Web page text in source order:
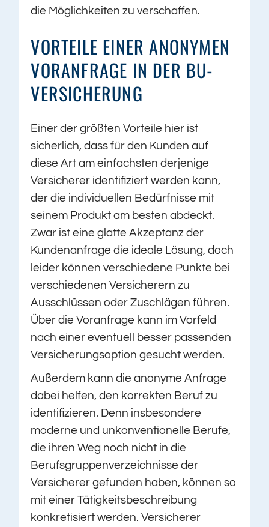
die Möglichkeiten zu verschaffen.
VORTEILE EINER ANONYMEN
VORANFRAGE IN DER BU-
VERSICHERUNG
Einer der größten Vorteile hier ist
sicherlich, dass für den Kunden auf
diese Art am einfachsten derjenige
Versicherer identifiziert werden kann,
der die individuellen Bedürfnisse mit
seinem Produkt am besten abdeckt.
Zwar ist eine glatte Akzeptanz der
Kundenanfrage die ideale Lösung, doch
leider können verschiedene Punkte bei
verschiedenen Versicherern zu
Ausschlüssen oder Zuschlägen führen.
Über die Voranfrage kann im Vorfeld
nach einer eventuell besser passenden
Versicherungsoption gesucht werden.
Außerdem kann die anonyme Anfrage
dabei helfen, den korrekten Beruf zu
identifizieren. Denn insbesondere
moderne und unkonventionelle Berufe,
die ihren Weg noch nicht in die
Berufsgruppenverzeichnisse der
Versicherer gefunden haben, können so
mit einer Tätigkeitsbeschreibung
konkretisiert werden. Versicherer